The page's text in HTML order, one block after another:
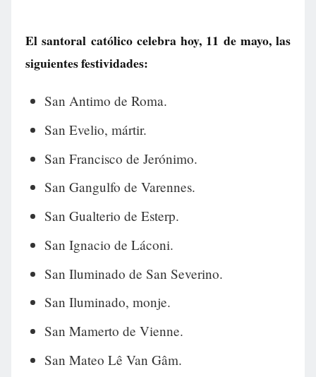
El santoral católico celebra hoy, 11 de mayo, las
siguientes festividades:
San Antimo de Roma.
San Evelio, mártir.
San Francisco de Jerónimo.
San Gangulfo de Varennes.
San Gualterio de Esterp.
San Ignacio de Láconi.
San Iluminado de San Severino.
San Iluminado, monje.
San Mamerto de Vienne.
San Mateo Lê Van Gâm.